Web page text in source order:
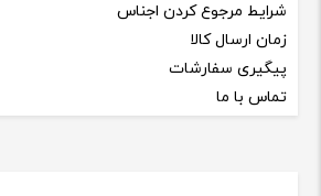
شرایط مرجوع کردن اجناس
زمان ارسال کالا
پیگیری سفارشات
تماس با ما